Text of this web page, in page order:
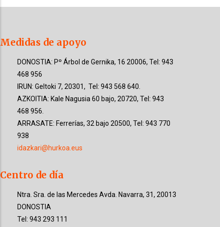
Medidas de apoyo
DONOSTIA: Pº Árbol de Gernika, 16 20006, Tel: 943
468 956
IRUN: Geltoki 7, 20301, Tel: 943 568 640.
AZKOITIA: Kale Nagusia 60 bajo, 20720, Tel: 943
468 956.
ARRASATE: Ferrerías, 32 bajo 20500, Tel: 943 770
938
idazkari@hurkoa.eus
Centro de día
Ntra. Sra. de las Mercedes Avda. Navarra, 31, 20013
DONOSTIA
Tel: 943 293 111